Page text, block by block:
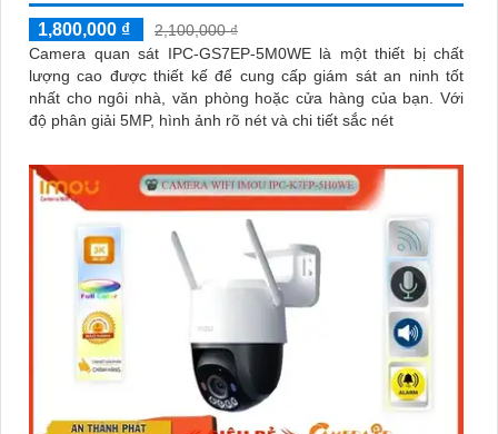
1,800,000 ₫
2,100,000 ₫
Camera quan sát IPC-GS7EP-5M0WE là một thiết bị chất
lượng cao được thiết kế để cung cấp giám sát an ninh tốt
nhất cho ngôi nhà, văn phòng hoặc cửa hàng của bạn. Với
độ phân giải 5MP, hình ảnh rõ nét và chi tiết sắc nét